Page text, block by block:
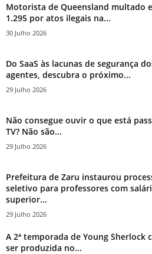
Motorista de Queensland multado
1.295 por atos ilegais na...
30 Julho 2026
Do SaaS às lacunas de segurança
agentes, descubra o próximo...
29 Julho 2026
Não consegue ouvir o que está
TV? Não são...
29 Julho 2026
Prefeitura de Zaru instaurou
seletivo para professores com
superior...
29 Julho 2026
A 2ª temporada de Young Sherlock
ser produzida no...